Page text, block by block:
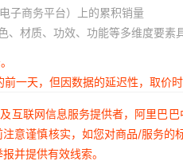
子商务平台）上的累积销量
、材质、功效、功能等多维度要
一天，但因数据的延迟性，取价
互联网信息服务提供者，阿里巴
意谨慎核实，如您对商品/服务
并提供有效线索。